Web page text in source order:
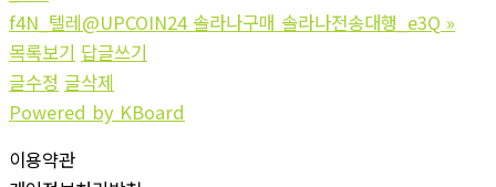
f4N_텔레@UPCOIN24 솔라나구매 솔라나전송대행_e3Q »
목록보기 답글쓰기
글수정 글삭제
Powered by KBoard
이용약관